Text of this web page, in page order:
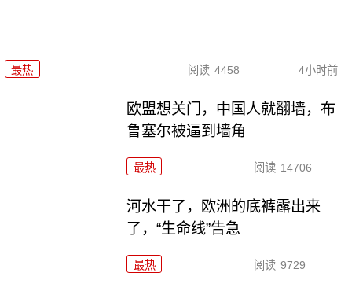
最热 阅读 4458 4小时前
欧盟想关门，中国人就翻墙，布
鲁塞尔被逼到墙角
最热 阅读 14706
河水干了，欧洲的底裤露出来
了，“生命线”告急
最热 阅读 9729